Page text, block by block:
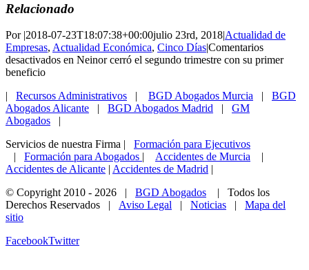
Relacionado
Por |2018-07-23T18:07:38+00:00julio 23rd, 2018|Actualidad de
Empresas, Actualidad Económica, Cinco Días|Comentarios
desactivados en Neinor cerró el segundo trimestre con su primer
beneficio
| Recursos Administrativos | BGD Abogados Murcia | BGD
Abogados Alicante | BGD Abogados Madrid | GM
Abogados |
Servicios de nuestra Firma | Formación para Ejecutivos
| Formación para Abogados | Accidentes de Murcia |
Accidentes de Alicante | Accidentes de Madrid |
© Copyright 2010 - 2026 | BGD Abogados | Todos los
Derechos Reservados | Aviso Legal | Noticias | Mapa del
sitio
FacebookTwitter